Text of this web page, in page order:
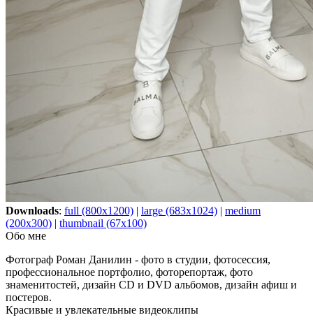
Downloads: full (800x1200) | large (683x1024) | medium
(200x300) | thumbnail (67x100)
Обо мне
Фотограф Роман Данилин - фото в студии, фотосессия,
профессиональное портфолио, фоторепортаж, фото
знаменитостей, дизайн CD и DVD альбомов, дизайн афиш и
постеров.
Красивые и увлекательные видеоклипы